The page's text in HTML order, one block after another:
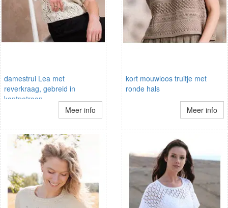
damestrui Lea met
reverkraag, gebreid in
kantpatroon
Meer info
kort mouwloos truitje met
ronde hals
Meer info